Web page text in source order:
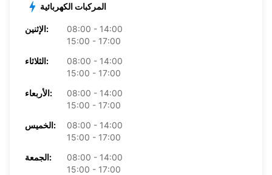
المركبات الكهربائية
الإثنين:
08:00 - 14:00
15:00 - 17:00
الثلاثاء:
08:00 - 14:00
15:00 - 17:00
الأربعاء:
08:00 - 14:00
15:00 - 17:00
الخميس:
08:00 - 14:00
15:00 - 17:00
الجمعة:
08:00 - 14:00
15:00 - 17:00